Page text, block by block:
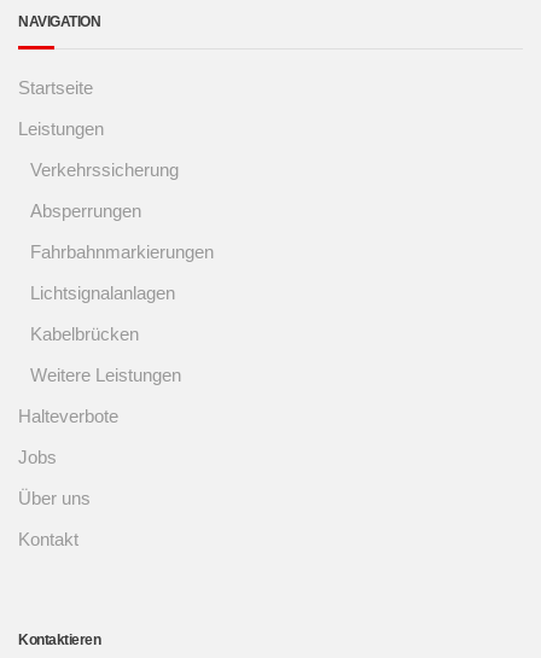
NAVIGATION
Startseite
Leistungen
Verkehrssicherung
Absperrungen
Fahrbahnmarkierungen
Lichtsignalanlagen
Kabelbrücken
Weitere Leistungen
Halteverbote
Jobs
Über uns
Kontakt
Kontaktieren